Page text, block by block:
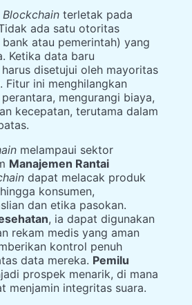
Blockchain terletak pada
ada satu otoritas
atau pemerintah) yang
Ketika data baru
disetujui oleh mayoritas
Fitur ini menghilangkan
mengurangi biaya,
kecepatan, terutama dalam
melampaui sektor
Manajemen Rantai
dapat melacak produk
konsumen,
dan etika pasokan.
, ia dapat digunakan
rekam medis yang aman
kontrol penuh
data mereka. Pemilu
prospek menarik, di mana
menjamin integritas suara.